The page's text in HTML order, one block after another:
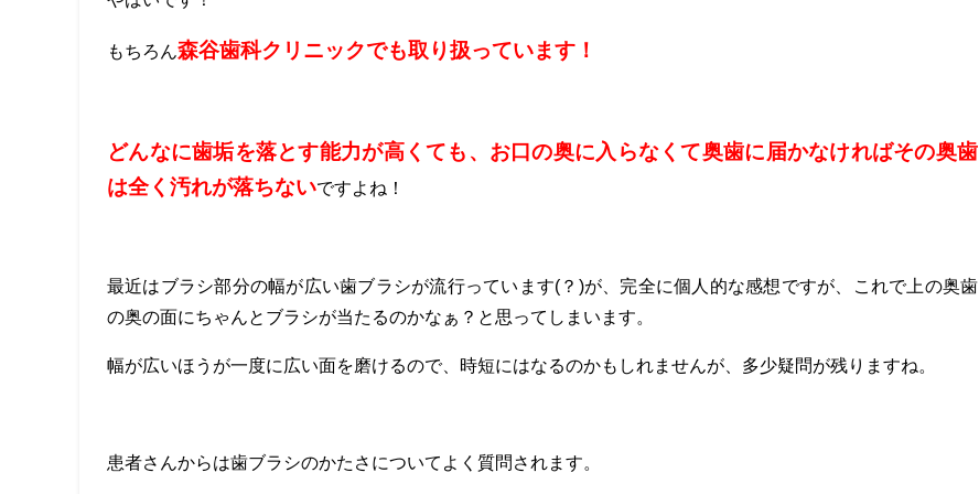
もちろん森谷歯科クリニックでも取り扱っています！
どんなに歯垢を落とす能力が高くても、お口の奥に入らなくて奥歯に届かなければその奥歯
は全く汚れが落ちないですよね！
最近はブラシ部分の幅が広い歯ブラシが流行っています(？)が、完全に個人的な感想ですが、これで上の奥歯
の奥の面にちゃんとブラシが当たるのかなぁ？と思ってしまいます。
幅が広いほうが一度に広い面を磨けるので、時短にはなるのかもしれませんが、多少疑問が残りますね。
患者さんからは歯ブラシのかたさについてよく質問されます。